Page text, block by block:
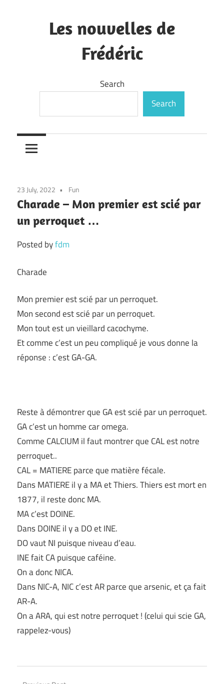
Les nouvelles de
Frédéric
Search
Search
23 July, 2022 Fun
Charade – Mon premier est scié par
un perroquet …
Posted byfdm
Charade
Mon premier est scié par un perroquet.
Mon second est scié par un perroquet.
Mon tout est un vieillard cacochyme.
Et comme c’est un peu compliqué je vous donne la
réponse : c’est GA-GA.
Reste à démontrer que GA est scié par un perroquet.
GA c’est un homme car omega.
Comme CALCIUM il faut montrer que CAL est notre
perroquet..
CAL = MATIERE parce que matière fécale.
Dans MATIERE il y a MA et Thiers. Thiers est mort en
1877, il reste donc MA.
MA c’est DOINE.
Dans DOINE il y a DO et INE.
DO vaut NI puisque niveau d’eau.
INE fait CA puisque caféine.
On a donc NICA.
Dans NIC-A, NIC c’est AR parce que arsenic, et ça fait
AR-A.
On a ARA, qui est notre perroquet ! (celui qui scie GA,
rappelez-vous)